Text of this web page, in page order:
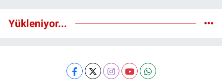
Yükleniyor...